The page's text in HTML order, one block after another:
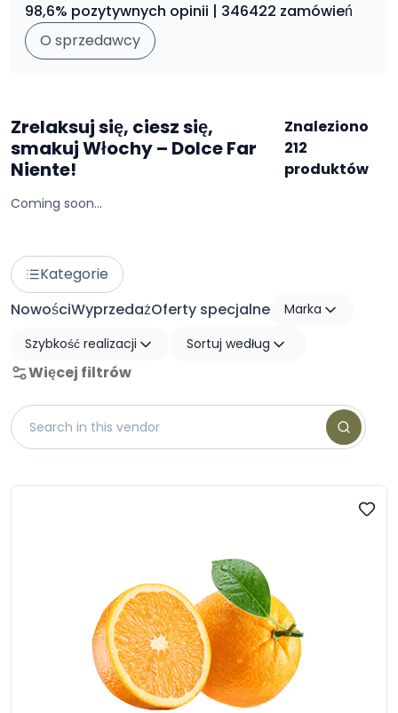
98,6% pozytywnych opinii | 346422 zamówień
O sprzedawcy
Zrelaksuj się, ciesz się,
smakuj Włochy – Dolce Far
Niente!
Znaleziono
212
produktów
Coming soon...
Kategorie
NowościWyprzedażOferty specjalne
Marka
Szybkość realizacji
Sortuj według
Więcej filtrów